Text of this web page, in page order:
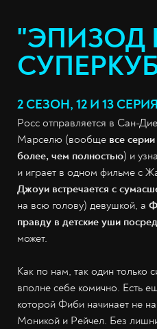
"ЭПИЗОД
2 СЕЗОН, 12 И 13 СЕРИЯ
Росс отправляется в Сан-
Марселю (вообще все
более, чем полностью) и
и играет в одном фильме с
Джоуи встречается с
на всю голову) девушкой, а
правду в детские уши
может.
Как по нам, так один только
вполне себе комично. Есть
которой Фиби начинает не
Моникой и Рейчел. Без